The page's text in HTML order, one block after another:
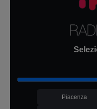
Piacenza